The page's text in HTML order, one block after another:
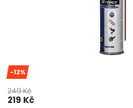
-12%
249 Kč
219 Kč